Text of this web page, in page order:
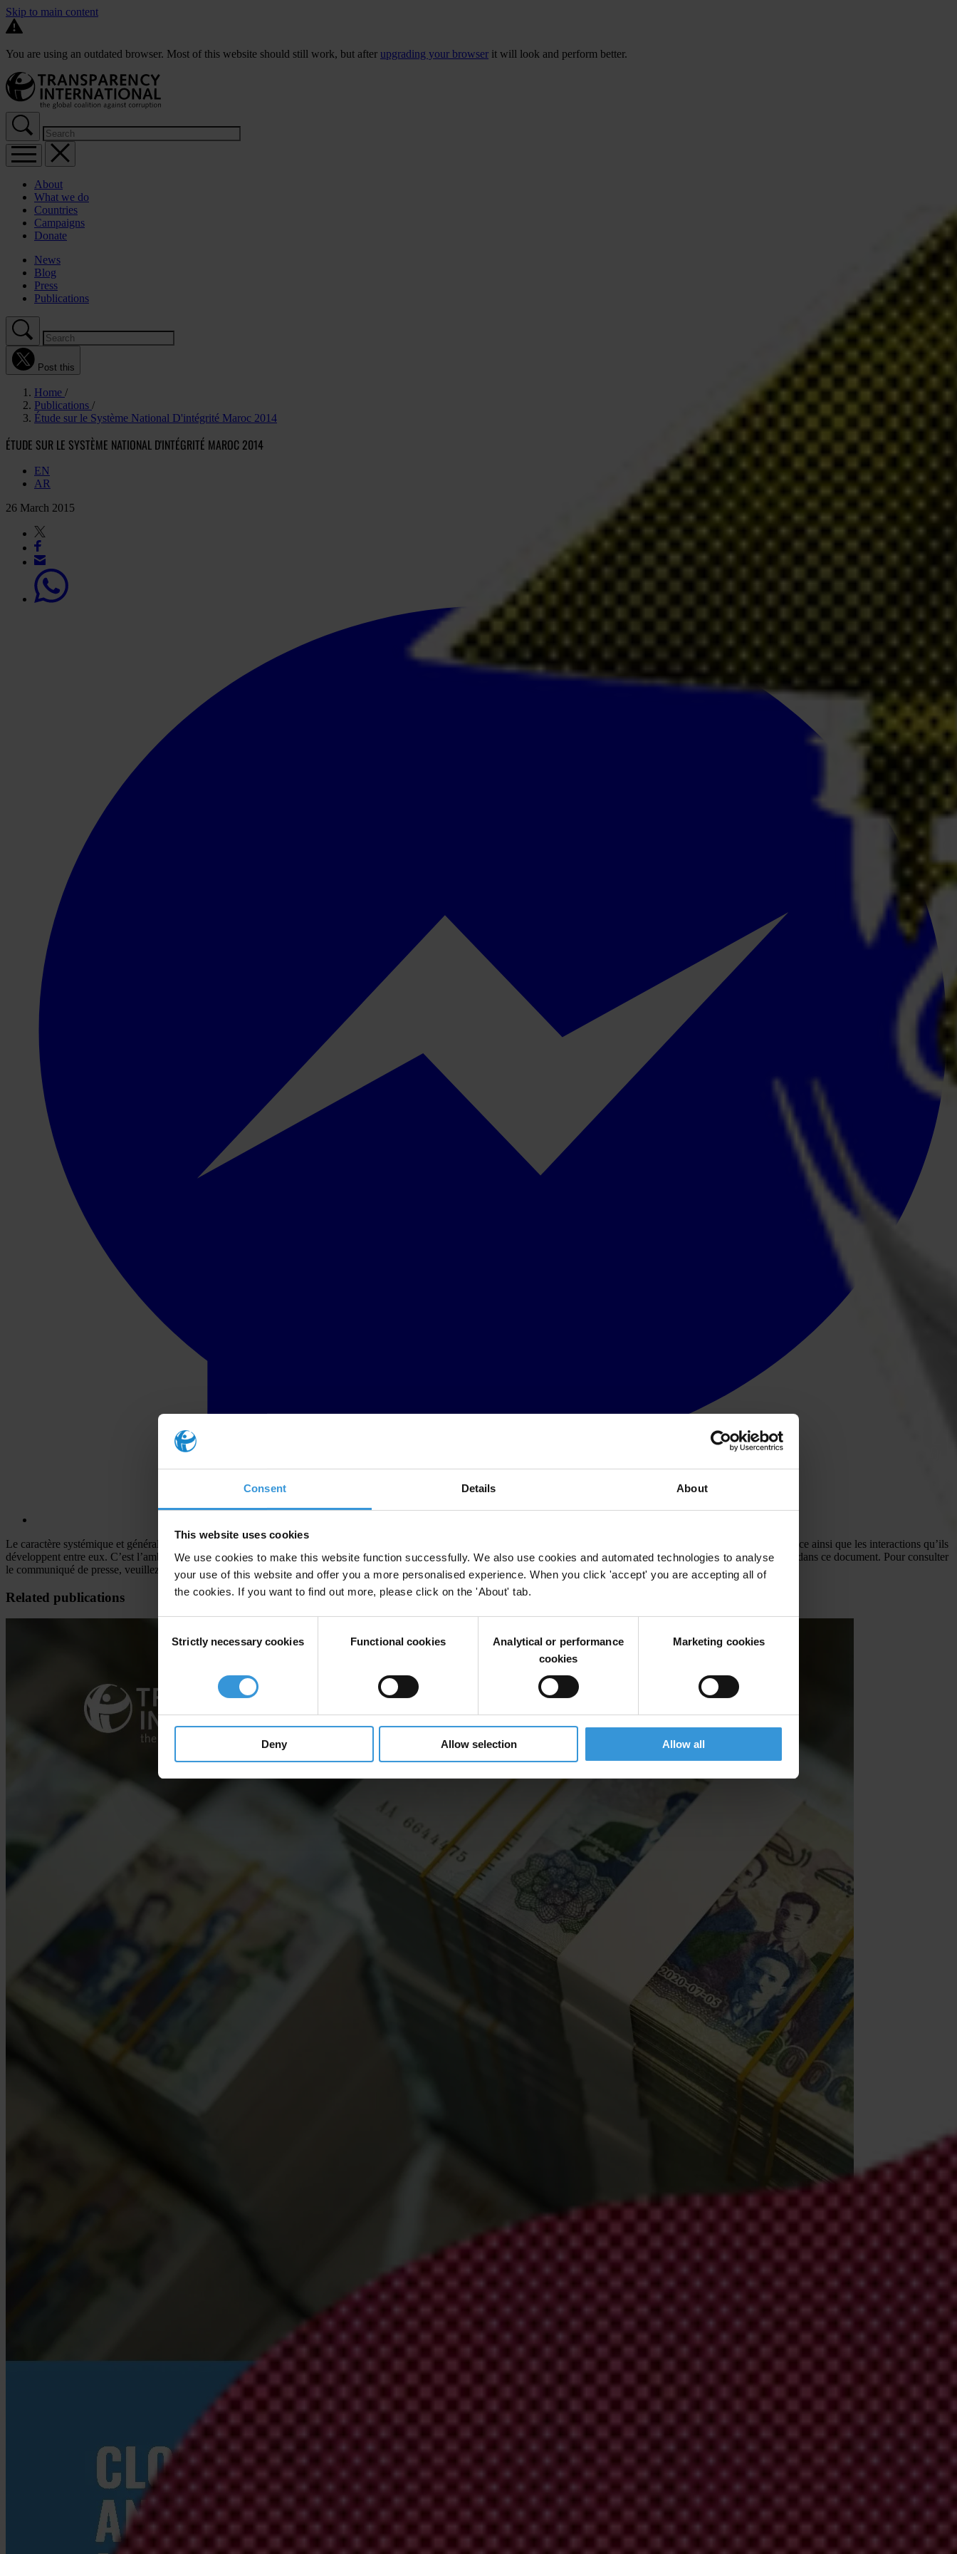
Consent Details About
This website uses cookies
We use cookies to make this website function successfully. We also use cookies and automated technologies to analyse
your use of this website and offer you a more personalised experience. When you click 'accept' you are accepting all of
the cookies. If you want to find out more, please click on the 'About' tab.
Selection
Strictly necessary cookies Functional cookies
Analytical or performance
cookies
Marketing cookies
Deny Allow selection Allow all
Skip to main content
You are using an outdated browser. Most of this website should still work, but after upgrading your browser it will look and perform better.
About
What we do
Countries
Campaigns
Donate
News
Blog
Press
Publications
Post this
Home
Publications
Étude sur le Système National D'intégrité Maroc 2014
ÉTUDE SUR LE SYSTÈME NATIONAL D'INTÉGRITÉ MAROC 2014
EN
AR
26 March 2015
Le caractère systémique et généralisé de la corruption au Maroc appelle une analyse de même nature. Une analyse qui examine chacun des constituants du système de gouvernance ainsi que les interactions qu’ils
développent entre eux. C’est l’ambition de cette deuxième étude du système national d’intégrité-SNI-, concept élaboré par Transparency International, que nous vous présentons dans ce document. Pour consulter
le communiqué de presse, veuillez cliquer
Related publications